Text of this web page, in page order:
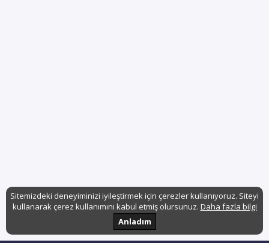
Sitemizdeki deneyiminizi iyileştirmek için çerezler kullanıyoruz. Siteyi
kullanarak çerez kullanımını kabul etmiş olursunuz. Daha fazla bilgi
Anladım